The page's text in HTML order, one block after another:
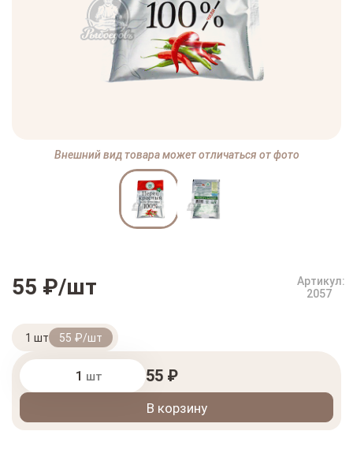
Внешний вид товара может отличаться от фото
55 ₽/шт
Артикул:
2057
1 шт 55 ₽/шт
шт 55 ₽
В корзину